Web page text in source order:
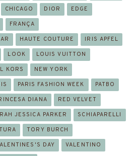
CHICAGO DIOR EDGE
FRANÇA
HAUTE COUTURE IRIS APFEL
LOOK LOUIS VUITTON
KORS NEW YORK
PARIS FASHION WEEK PATBO
DIANA RED VELVET
JESSICA PARKER SCHIAPARELLI
TORY BURCH
DAY VALENTINO